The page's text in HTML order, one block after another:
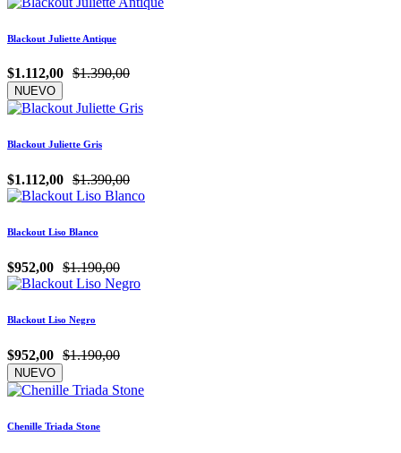
Blackout Juliette Antique
$1.112,00 $1.390,00
NUEVO
Blackout Juliette Gris
$1.112,00 $1.390,00
Blackout Liso Blanco
$952,00 $1.190,00
Blackout Liso Negro
$952,00 $1.190,00
NUEVO
Chenille Triada Stone